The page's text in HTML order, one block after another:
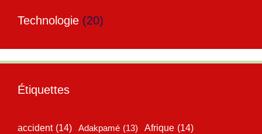
Technologie (20)
Étiquettes
accident (14) Adakpamé (13) Afrique (14)